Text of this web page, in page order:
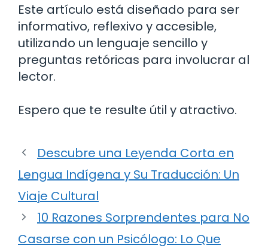
Este artículo está diseñado para ser
informativo, reflexivo y accesible,
utilizando un lenguaje sencillo y
preguntas retóricas para involucrar al
lector.
Espero que te resulte útil y atractivo.
Descubre una Leyenda Corta en
Lengua Indígena y Su Traducción: Un
Viaje Cultural
10 Razones Sorprendentes para No
Casarse con un Psicólogo: Lo Que